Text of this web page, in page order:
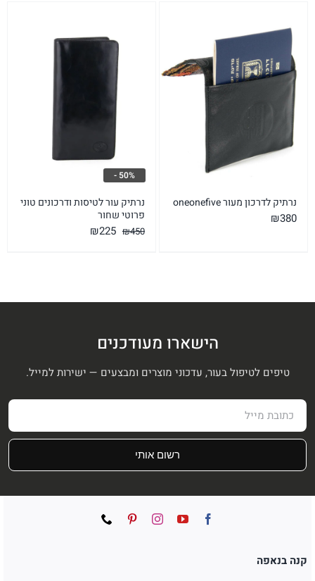
נרתיק לדרכון מעור oneonefive
₪380
נרתיק עור לטיסות ודרכונים טוני
פרוטי שחור
₪450
המחיר
₪225
50% -
הישארו מעודכנים
טיפים לטיפול בעור, עדכוני מוצרים ומבצעים — ישירות למייל.
רשום אותי
קנה בנאפה